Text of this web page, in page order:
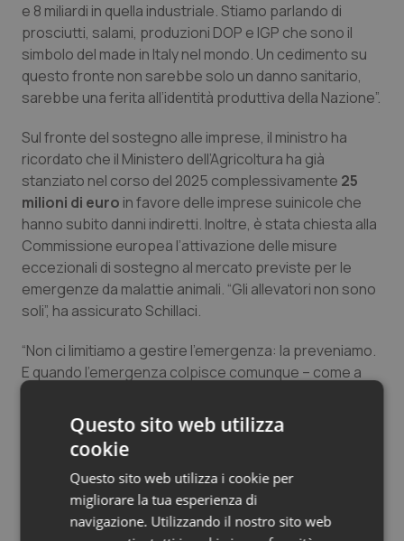
Quotidiano Oncologia
Quotidiano Pediatria
Rene & patologie urogenitali
Salute orale & impianti
Sangue & coagulazione
Tiroide
Tumore al seno
Tumore ovarico
Tumori gastrointestinali
Ulcera & Reflusso
Vaccini
e 8 miliardi in quella industriale. Stiamo parlando di
prosciutti, salami, produzioni DOP e IGP che sono il
simbolo del made in Italy nel mondo. Un cedimento su
questo fronte non sarebbe solo un danno sanitario,
sarebbe una ferita all’identità produttiva della Nazione”.
Sul fronte del sostegno alle imprese, il ministro ha
ricordato che il Ministero dell’Agricoltura ha già
stanziato nel corso del 2025 complessivamente 25
milioni di euro in favore delle imprese suinicole che
hanno subito danni indiretti. Inoltre, è stata chiesta alla
Commissione europea l’attivazione delle misure
eccezionali di sostegno al mercato previste per le
emergenze da malattie animali. “Gli allevatori non sono
soli”, ha assicurato Schillaci.
“Non ci limitiamo a gestire l’emergenza: la preveniamo.
E quando l’emergenza colpisce comunque – come a
con un sistema che negli ultimi anni abbiamo costruito
e rafforzato”, ha concluso il ministro.
“I numeri ci dicono che la strada imboccata è quella
giusta. Da 31 focolai a uno: non per fortuna, ma per
metodo. Continueremo su questa strada, con la
Questo sito web utilizza
cookie
Questo sito web utilizza i cookie per
migliorare la tua esperienza di
navigazione. Utilizzando il nostro sito web